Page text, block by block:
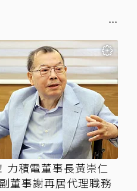
力積電董事長黃崇仁
董事謝再居代理職務